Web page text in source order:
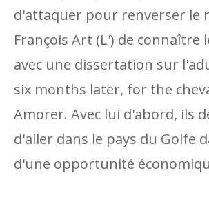
d'attaquer pour renverser le
François Art (L') de connaître
avec une dissertation sur
six months later, for the
Amorer. Avec lui d'abord, ils
d'aller dans le pays du Golfe
d'une opportunité